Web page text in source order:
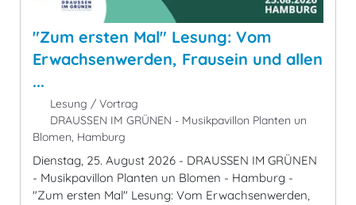
"Zum ersten Mal" Lesung: Vom
Erwachsenwerden, Frausein und allen
...
Lesung / Vortrag
DRAUSSEN IM GRÜNEN - Musikpavillon Planten un
Blomen, Hamburg
Dienstag, 25. August 2026 - DRAUSSEN IM GRÜNEN
- Musikpavillon Planten un Blomen - Hamburg -
"Zum ersten Mal" Lesung: Vom Erwachsenwerden,